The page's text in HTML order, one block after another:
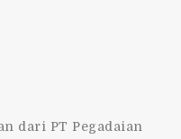
dari PT Pegadaian